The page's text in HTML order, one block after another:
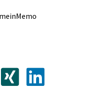
meinMemo